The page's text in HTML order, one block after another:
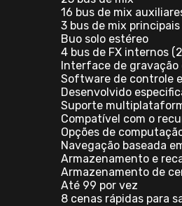
16 bus de mix
3 bus de mix
Buo solo estéreo
4 bus de FX internos
Interface de
Software de controle
Desenvolvido
Suporte
Compatível com o
Opções de
Navegação baseada
Armazenamento e
Armazenamento de
Até 99 por vez
8 cenas rápidas para